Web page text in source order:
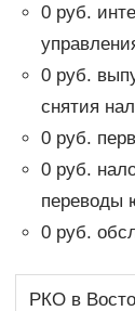
0 руб.
0 руб.
снятия
0 руб.
0 руб.
переводы
0 руб.
РКО в